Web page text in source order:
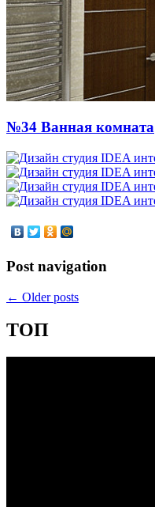
№34 Ванная комната
Post navigation
← Older posts
ТОП